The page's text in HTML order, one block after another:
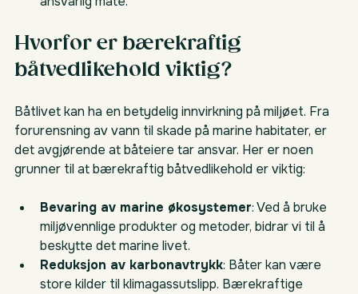
Hvorfor er bærekraftig
båtvedlikehold viktig?
Båtlivet kan ha en betydelig innvirkning på miljøet. Fra
forurensning av vann til skade på marine habitater, er
det avgjørende at båteiere tar ansvar. Her er noen
grunner til at bærekraftig båtvedlikehold er viktig:
Bevaring av marine økosystemer: Ved å bruke
miljøvennlige produkter og metoder, bidrar vi til å
beskytte det marine livet.
Reduksjon av karbonavtrykk: Båter kan være
store kilder til klimagassutslipp. Bærekraftige